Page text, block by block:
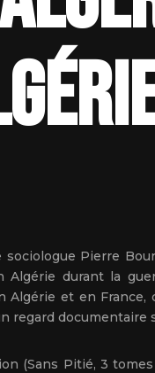
Pierre
durant la
Algérie et en France,
regard documentaire
(Sans Pitié, 3